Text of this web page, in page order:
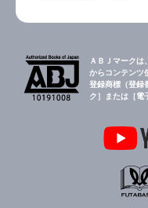
ＡＢＪマークは
からコンテンツ
登録商標（登録
ク］または［電